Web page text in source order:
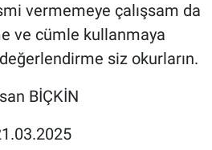
vermemeye çalışsam da
ve cümle kullanmaya
siz okurların.
BİÇKİN